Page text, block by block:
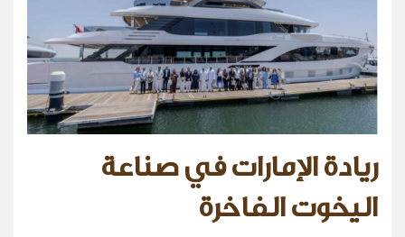
ريادة الإمارات في صناعة
اليخوت الفاخرة